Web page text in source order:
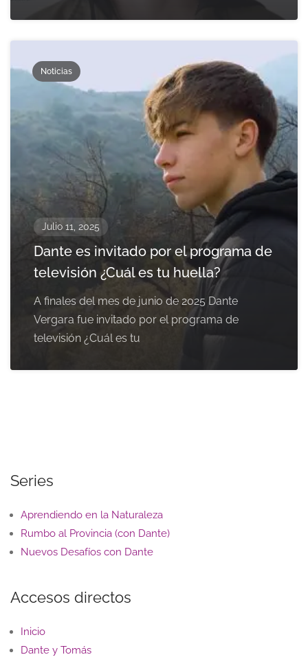
Noticias
Julio 11, 2025
Dante es invitado por el programa de
televisión ¿Cuál es tu huella?
A finales del mes de junio de 2025 Dante
Vergara fue invitado por el programa de
televisión ¿Cuál es tu
Series
Aprendiendo en la Naturaleza
Rumbo al Provincia (con Dante)
Nuevos Desafíos con Dante
Accesos directos
Inicio
Dante y Tomás